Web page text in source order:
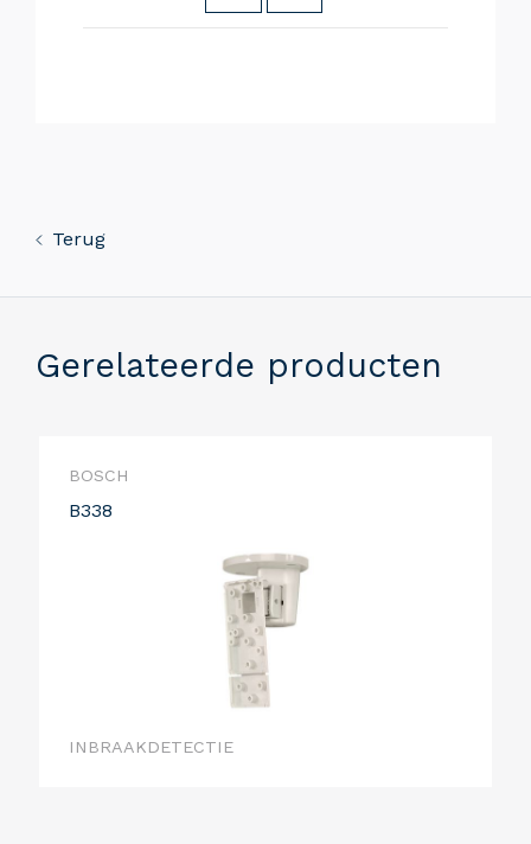
Terug
Gerelateerde producten
BOSCH
B338
INBRAAKDETECTIE